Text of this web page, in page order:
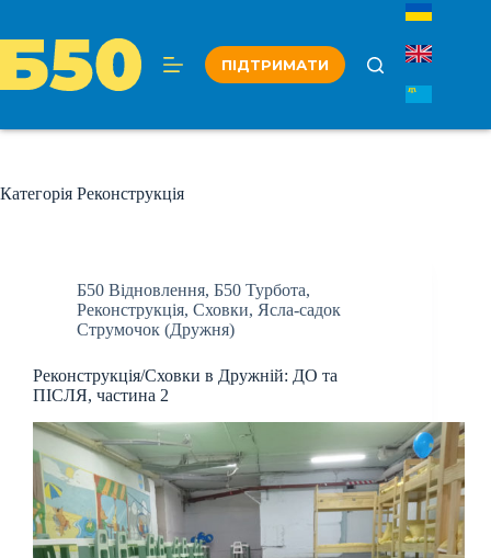
вмісту
ПІДТРИМАТИ
Категорія Реконструкція
Б50 Відновлення, Б50 Турбота,
Реконструкція, Сховки, Ясла-садок
Струмочок (Дружня)
Реконструкція/Сховки в Дружній: ДО та
ПІСЛЯ, частина 2